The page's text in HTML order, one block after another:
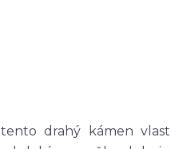
drahý kámen